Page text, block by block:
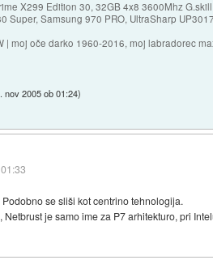
X299 Edition 30, 32GB 4x8 3600Mhz
Super, Samsung 970 PRO, UltraSharp
| moj oče darko 1960-2016, moj labradorec
nov 2005 ob 01:24)
se sliši kot centrino tehnologija.
je samo ime za P7 arhitekturo, pri